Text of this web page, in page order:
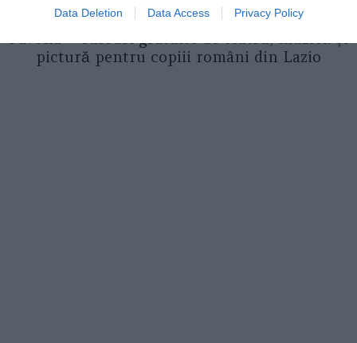
Data Deletion Data Access Privacy Policy
Proiectul „Copiii Romei, inima României” la
pictură pentru copiii români din Lazio